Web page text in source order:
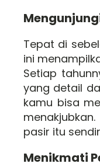
Tepat di
ini
Setiap
yang detail
kamu bisa
pasir itu
Menikmati